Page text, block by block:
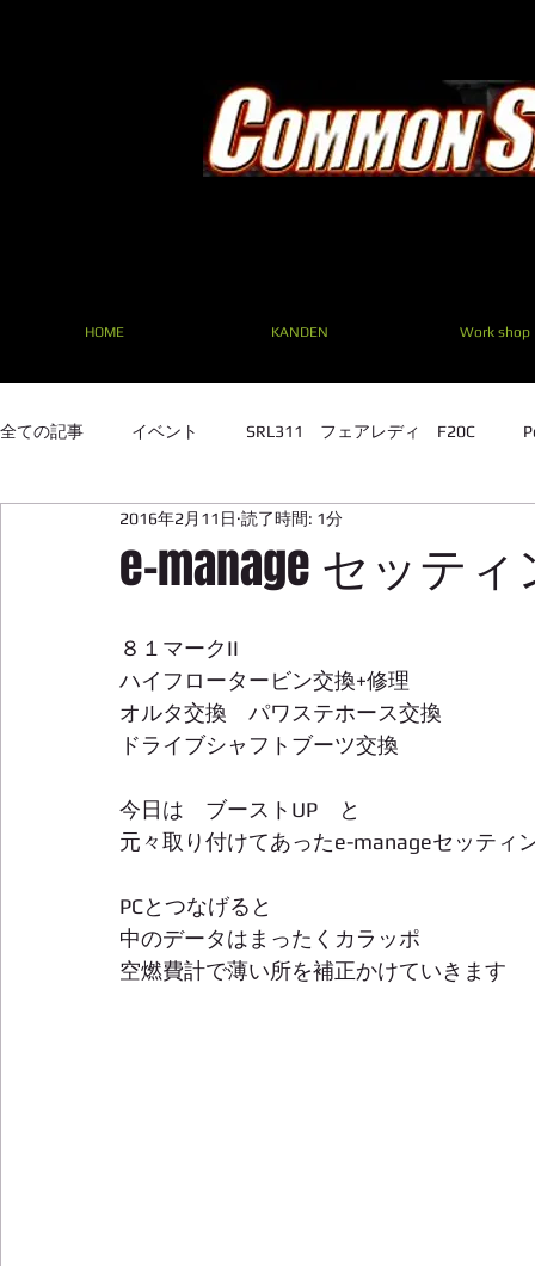
HOME KANDEN Work shop
全ての記事 イベント SRL311 フェアレディ F20C
SRL311 フェアレディ F20C TE27 ２TG
e-manage セッテ
2016年2月11日 読了時間: 1分
８１マークII
ハイフロータービン交換+修理
オルタ交換　パワステホース交換
ドライブシャフトブーツ交換
今日は　ブーストUP　と
元々取り付けてあったe-manageセッティ
PCとつなげると
中のデータはまったくカラッポ
空燃費計で薄い所を補正かけていきます